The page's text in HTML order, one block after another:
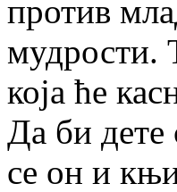
против
мудрости.
која ће
Да би дете
се он и